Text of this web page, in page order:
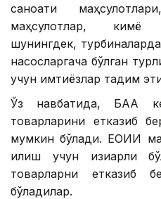
саноати
маҳсулотлар, кимё
шунингдек,
насосларгача бўлган
учун имтиёзлар тақдим
Ўз навбатида, БАА
товарларини етказиб
мумкин бўлади. ЕОИИ
қилиш учун қизиқарли
товарларни етказиб
бўладилар.